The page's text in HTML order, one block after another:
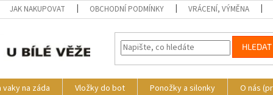
JAK NAKUPOVAT OBCHODNÍ PODMÍNKY VRÁCENÍ, VÝMĚNA
HLEDAT
na záda Vložky do bot Ponožky a silonky
O nás